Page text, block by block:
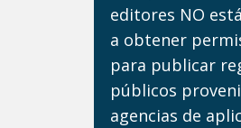
editores NO
a obtener
para publicar
públicos
agencias de